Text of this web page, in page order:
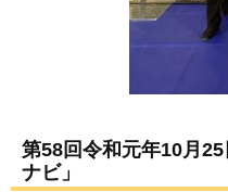
第58回令和元年10月
ナビ」